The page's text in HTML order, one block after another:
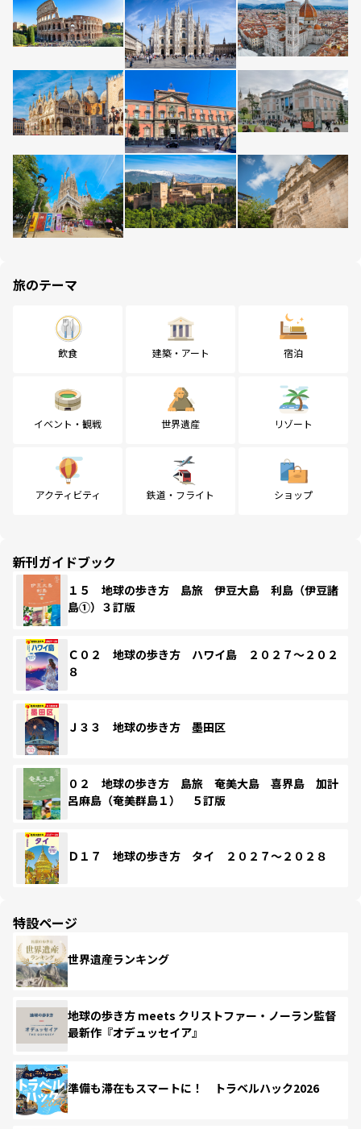
旅のテーマ
飲食 建築・アート 宿泊
イベント・観戦 世界遺産 リゾート
アクティビティ 鉄道・フライト ショップ
新刊ガイドブック
１５ 地球の歩き方 島旅 伊豆大島 利島（伊豆諸
島①）３訂版
Ｃ０２ 地球の歩き方 ハワイ島 ２０２７～２０２
８
Ｊ３３ 地球の歩き方 墨田区
０２ 地球の歩き方 島旅 奄美大島 喜界島 加計
呂麻島（奄美群島１） ５訂版
Ｄ１７ 地球の歩き方 タイ ２０２７～２０２８
特設ページ
世界遺産ランキング
地球の歩き方 meets クリストファー・ノーラン監督
最新作『オデュッセイア』
準備も滞在もスマートに！ トラベルハック2026